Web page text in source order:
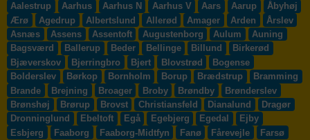
Aalestrup
Aarhus Aarhus N Aarhus V Aars Aarup
Åbyhøj
Ærø
Agedrup Albertslund Allerød Amager Arden
Årslev
Asnæs
Assens Assentoft Augustenborg Aulum
Auning
Bagsværd
Ballerup Beder Bellinge Billund
Birkerød
Bjæverskov
Bjerringbro Bjert Blovstrød
Bogense
Bolderslev
Børkop Bornholm Borup Brædstrup
Bramming
Brande
Brejning Broager Broby Brøndby
Brønderslev
Brønshøj
Brørup Brovst Christiansfeld Dianalund
Dragør
Dronninglund
Ebeltoft Egå Egebjerg Egedal
Ejby
Esbjerg
Faaborg Faaborg-Midtfyn Fanø Fårevejle
Farsø